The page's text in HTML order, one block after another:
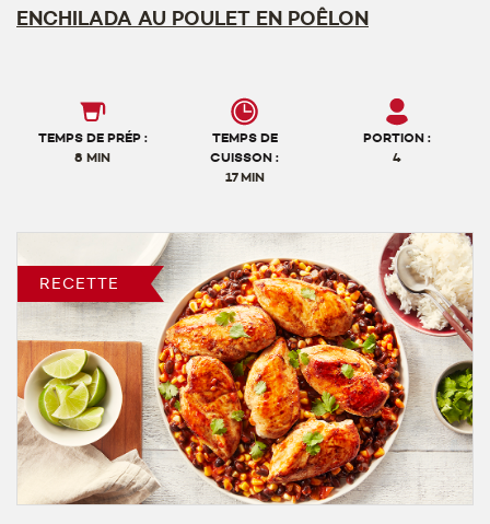
ENCHILADA AU POULET EN POÊLON
TEMPS DE PRÉP :
8 MIN
TEMPS DE
CUISSON :
17 MIN
PORTION :
4
RECETTE